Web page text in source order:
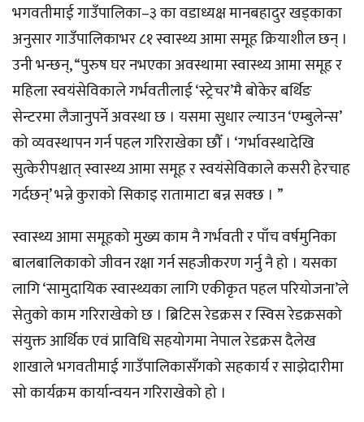
भगवतीमाई गाउँपालिका–३ का वडाध्यक्ष मानबहादुर खड्काका
अनुसार गाउँपालिकाभर ८१ स्वास्थ्य आमा समूह क्रियाशील छन् ।
उनी भन्छन्, “पुरुष घर नभएका अवस्थामा स्वास्थ्य आमा समूह र
महिला स्वयंसेविकाले गर्भवतीलाई ‘स्ट्रेचर’मै बोकेर बर्थिङ
सेन्टरमा लैजानुपर्ने अवस्था छ । यसमा सुधार ल्याउन ‘एम्बुलेन्स’
को व्यवस्थापन गर्न पहल गरिराखेका छौँ । ‘गर्भावस्थादेखि
सुत्केरीपश्चात् स्वास्थ्य आमा समूह र स्वयंसेविकाले कसरी हेरचाह
गर्दछन्’ भन्ने कुराको सिकाइ रातामाटा बन्न सक्छ । ”
स्वास्थ्य आमा समूहको मुख्य काम नै गर्भवती र पाँच वर्षमुनिका
बालबालिकाको जीवन रक्षा गर्न सहजीकरण गर्नु नै हो । यसका
लागि ‘सामुदायिक स्वास्थ्यका लागि एकीकृत पहल परियोजना’ले
सेतुको काम गरिराखेको छ । ब्रिटिस रेडक्रस र स्विस रेडक्रसको
संयुक्त आर्थिक एवं प्राविधि सहयोगमा नेपाल रेडक्रस दैलेख
शाखाले भगवतीमाई गाउँपालिकासँगको सहकार्य र साझेदारीमा
सो कार्यक्रम कार्यान्वयन गरिराखेको हो ।